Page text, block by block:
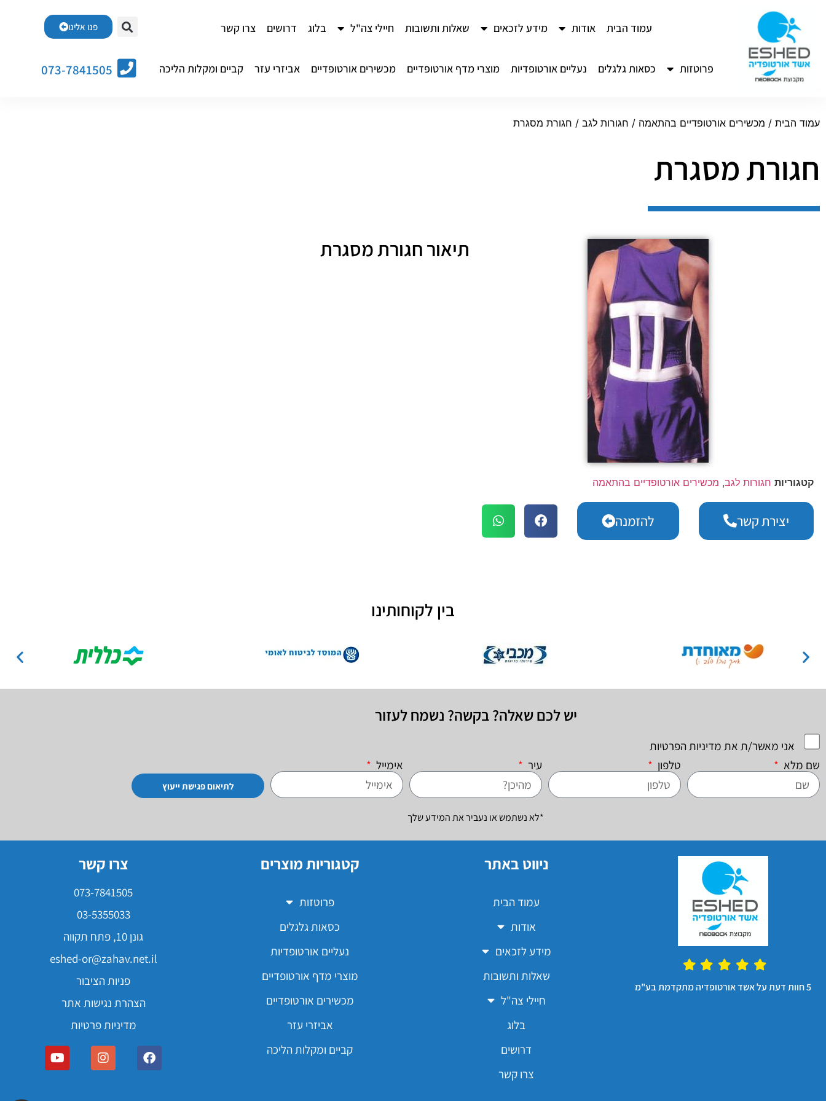
עמוד הבית אודות מידע לזכאים שאלות ותשובות חיילי צה"ל בלוג דרושים צרו קשר
פרוטזות כסאות גלגלים נעליים אורטופדיות מוצרי מדף אורטופדיים מכשירים אורטופדיים אביזרי עזר קביים ומקלות הליכה
פנו אלינו
073-7841505
עמוד הבית / מכשירים אורטופדיים בהתאמה / חגורות לגב / חגורת מסגרת
חגורת מסגרת
קטגוריות חגורות לגב, מכשירים אורטופדיים בהתאמה
יצירת קשר להזמנה
תיאור חגורת מסגרת
בין לקוחותינו
יש לכם שאלה? בקשה? נשמח לעזור
אני מאשר/ת את מדיניות הפרטיות
שם מלא
טלפון עיר אימייל
לתיאום פגישת ייעוץ
*לא נשתמש או נעביר את המידע שלך
5 חוות דעת על אשד אורטופדיה מתקדמת בע"מ
ניווט באתר
עמוד הבית
אודות
מידע לזכאים
שאלות ותשובות
חיילי צה"ל
בלוג
דרושים
צרו קשר
קטגוריות מוצרים
פרוטזות
כסאות גלגלים
נעליים אורטופדיות
מוצרי מדף אורטופדיים
מכשירים אורטופדיים
אביזרי עזר
קביים ומקלות הליכה
צרו קשר
073-7841505
03-5355033
גונן 10, פתח תקווה
eshed-or@zahav.net.il
פניות הציבור
הצהרת נגישות אתר
מדיניות פרטיות